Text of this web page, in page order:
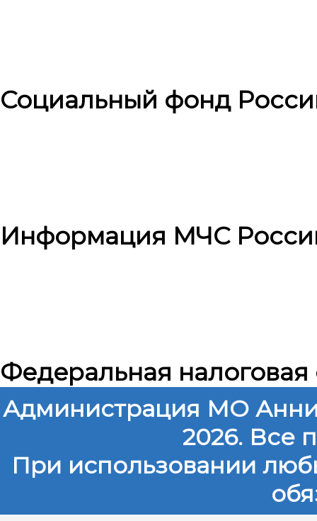
Социальный фонд
Информация МЧС
Федеральная налоговая
Администрация МО
2026. Все
При использовании